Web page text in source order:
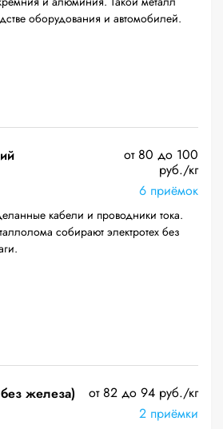
оборудования и автомобилей.
от 80 до 100
руб./кг
6 приёмок
кабели и проводники тока.
собирают электротех без
железа)
от 82 до 94 руб./кг
2 приёмки